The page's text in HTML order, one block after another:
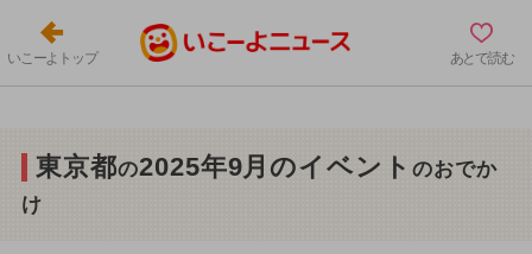
いこーよトップ あとで読む
東京都の2025年9月のイベントのおでか
け